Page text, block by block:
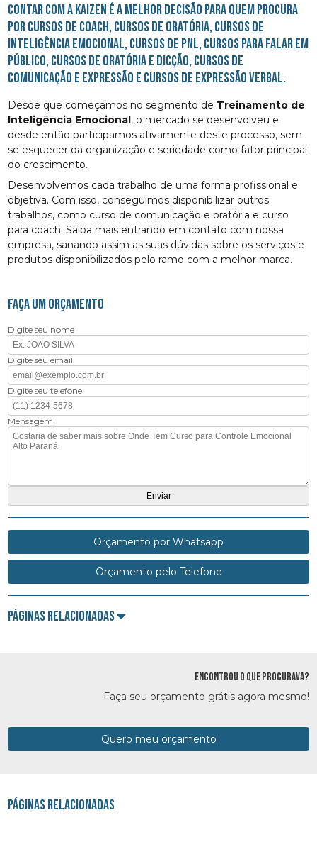
Contar com a Kaizen é a melhor decisão para quem procura
por cursos de coach, cursos de oratória, cursos de
inteligência emocional, cursos de pnl, cursos para falar em
público, cursos de oratória e dicção, cursos de
comunicação e expressão e cursos de expressão verbal.
Desde que começamos no segmento de Treinamento de
Inteligência Emocional, o mercado se desenvolveu e
desde então participamos ativamente deste processo, sem
se esquecer da organização e seriedade como fator principal
do crescimento.
Desenvolvemos cada trabalho de uma forma profissional e
objetiva. Com isso, conseguimos disponibilizar outros
trabalhos, como curso de comunicação e oratória e curso
para coach. Saiba mais entrando em contato com nossa
empresa, sanando assim as suas dúvidas sobre os serviços e
produtos disponibilizados pelo ramo com a melhor marca.
FAÇA UM ORÇAMENTO
Digite seu nome
Digite seu email
Digite seu telefone
Mensagem
Orçamento por Whatsapp
Orçamento pelo Telefone
Páginas Relacionadas
ENCONTROU O QUE PROCURAVA?
Faça seu orçamento grátis agora mesmo!
Quero meu orçamento
Páginas Relacionadas